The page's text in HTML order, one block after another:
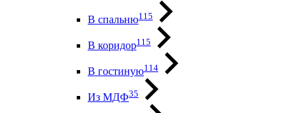
В спальню115
В коридор115
В гостиную114
Из МДФ35